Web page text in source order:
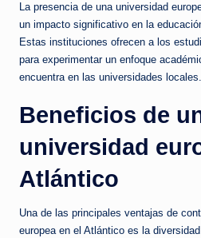
La presencia de una universidad
un impacto significativo en la
Estas instituciones ofrecen a los
para experimentar un enfoque
encuentra en las universidades locales.
Beneficios de
universidad
Atlántico
Una de las principales ventajas de
europea en el Atlántico es la